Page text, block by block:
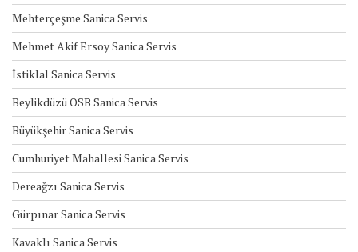
Mehterçeşme Sanica Servis
Mehmet Akif Ersoy Sanica Servis
İstiklal Sanica Servis
Beylikdüzü OSB Sanica Servis
Büyükşehir Sanica Servis
Cumhuriyet Mahallesi Sanica Servis
Dereağzı Sanica Servis
Gürpınar Sanica Servis
Kavaklı Sanica Servis